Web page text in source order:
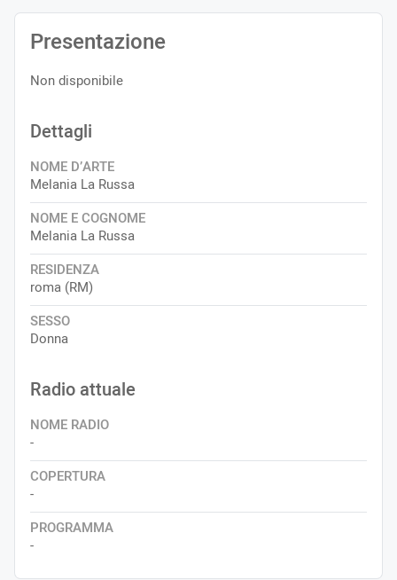
Presentazione
Non disponibile
Dettagli
NOME D’ARTE
Melania La Russa
NOME E COGNOME
Melania La Russa
RESIDENZA
roma (RM)
SESSO
Donna
Radio attuale
NOME RADIO
-
COPERTURA
-
PROGRAMMA
-